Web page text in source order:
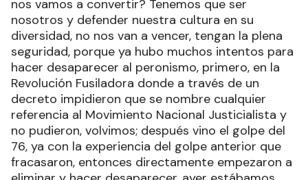
nos vamos a convertir? Tenemos que ser
nosotros y defender nuestra cultura en su
diversidad, no nos van a vencer, tengan la plena
seguridad, porque ya hubo muchos intentos para
hacer desaparecer al peronismo, primero, en la
Revolución Fusiladora donde a través de un
decreto impidieron que se nombre cualquier
referencia al Movimiento Nacional Justicialista y
no pudieron, volvimos; después vino el golpe del
76, ya con la experiencia del golpe anterior que
fracasaron, entonces directamente empezaron a